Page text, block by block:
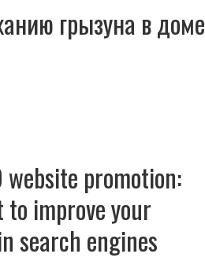
грызуна в доме
website promotion:
improve your
search engines